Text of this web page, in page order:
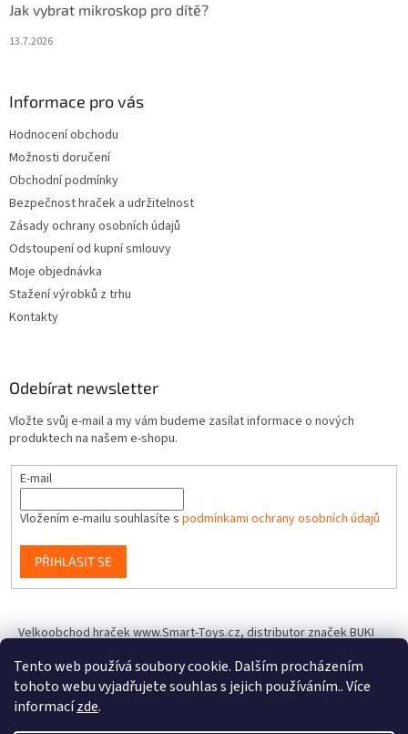
Tento web používá soubory cookie. Dalším procházením
tohoto webu vyjadřujete souhlas s jejich používáním.. Více
informacízde.
Jak vybrat mikroskop pro dítě?
13.7.2026
Informace pro vás
Hodnocení obchodu
Možnosti doručení
Obchodní podmínky
Bezpečnost hraček a udržitelnost
Zásady ochrany osobních údajů
Odstoupení od kupní smlouvy
Moje objednávka
Stažení výrobků z trhu
Kontakty
Odebírat newsletter
Vložte svůj e-mail a my vám budeme zasílat informace o nových
produktech na našem e-shopu.
E-mail
Vložením e-mailu souhlasíte s podmínkami ochrany osobních údajů
PŘIHLÁSIT SE
Velkoobchod hraček www.Smart-Toys.cz, distributor značek BUKI